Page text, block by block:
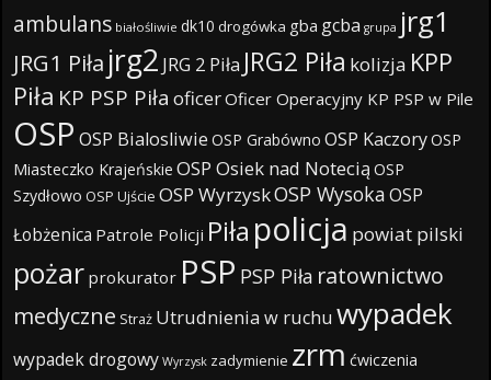
ambulans białośliwie dk10 drogówka gba gcba grupa jrg1
JRG1 Piła jrg2 JRG 2 Piła JRG2 Piła kolizja KPP
Piła KP PSP Piła oficerOficer Operacyjny KP PSP w Pile
OSP OSP Bialosliwie OSP Grabówno OSP KaczoryOSP
Miasteczko Krajeńskie OSP Osiek nad Notecią OSP
Szydłowo OSP Ujście OSP WyrzyskOSP WysokaOSP
Łobżenica Patrole Policji Piła policja powiat pilski
pożar prokurator PSP PSP Piła ratownictwo
medyczne Straż Utrudnienia w ruchu wypadek
wypadek drogowy Wyrzysk zadymienie zrm ćwiczenia